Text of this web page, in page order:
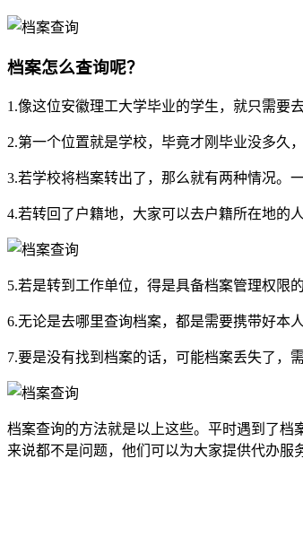
档案怎么查询呢？
1.像这位安徽理工大学毕业的学生，就只需要
2.第一个位置就是学校，毕竟才刚毕业没多久
3.若学校将档案转出了，那么就有两种情况。
4.若转回了户籍地，大家可以去户籍所在地的
5.若是转到工作单位，得是具备档案管理权限
6.无论是去哪里查询档案，都是需要携带好本
7.要是没有找到档案的话，可能档案丢失了，
档案查询的方法就是以上这些。平时遇到了
来说都不是问题，他们可以为大家提供代办